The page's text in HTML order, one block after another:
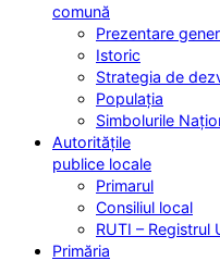
comună
Prezentare
Istoric
Strategia de
Populația
Simbolurile
Autoritățile
publice locale
Primarul
Consiliul local
RUTI – Registrul
Primăria